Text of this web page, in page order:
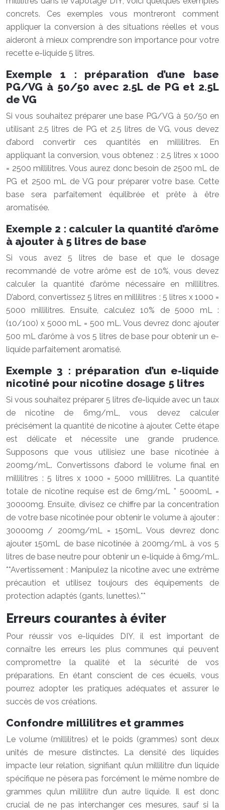
concrets. Ces exemples vous montreront comment
appliquer la conversion à des situations réelles et vous
aideront à mieux comprendre son importance pour votre
recette e-liquide 5 litres.
Exemple 1 : préparation d’une base
PG/VG à 50/50 avec 2.5L de PG et 2.5L
de VG
Si vous souhaitez préparer une base PG/VG à 50/50 en
utilisant 2.5 litres de PG et 2.5 litres de VG, vous devez
d’abord convertir ces quantités en millilitres. En
appliquant la conversion, vous obtenez : 2.5 litres x 1000
= 2500 millilitres. Vous aurez donc besoin de 2500 mL de
PG et 2500 mL de VG pour préparer votre base. Cette
base sera parfaitement équilibrée et prête à être
aromatisée.
Exemple 2 : calculer la quantité d’arôme
à ajouter à 5 litres de base
Si vous avez 5 litres de base et que le dosage
recommandé de votre arôme est de 10%, vous devez
calculer la quantité d’arôme nécessaire en millilitres.
D’abord, convertissez 5 litres en millilitres : 5 litres x 1000 =
5000 millilitres. Ensuite, calculez 10% de 5000 mL :
(10/100) x 5000 mL = 500 mL. Vous devrez donc ajouter
500 mL d’arôme à vos 5 litres de base pour obtenir un e-
liquide parfaitement aromatisé.
Exemple 3 : préparation d’un e-liquide
nicotiné pour nicotine dosage 5 litres
Si vous souhaitez préparer 5 litres d’e-liquide avec un taux
de nicotine de 6mg/mL, vous devez calculer
précisément la quantité de nicotine à ajouter. Cette étape
est délicate et nécessite une grande prudence.
Supposons que vous utilisiez une base nicotinée à
200mg/mL. Convertissons d’abord le volume final en
millilitres : 5 litres x 1000 = 5000 millilitres. La quantité
totale de nicotine requise est de 6mg/mL * 5000mL =
30000mg. Ensuite, divisez ce chiffre par la concentration
de votre base nicotinée pour obtenir le volume à ajouter :
30000mg / 200mg/mL = 150mL. Vous devrez donc
ajouter 150mL de base nicotinée à 200mg/mL à vos 5
litres de base neutre pour obtenir un e-liquide à 6mg/mL.
**Avertissement : Manipulez la nicotine avec une extrême
précaution et utilisez toujours des équipements de
protection adaptés (gants, lunettes).**
Erreurs courantes à éviter
Pour réussir vos e-liquides DIY, il est important de
connaître les erreurs les plus communes qui peuvent
compromettre la qualité et la sécurité de vos
préparations. En étant conscient de ces écueils, vous
pourrez adopter les pratiques adéquates et assurer le
succès de vos créations.
Confondre millilitres et grammes
Le volume (millilitres) et le poids (grammes) sont deux
unités de mesure distinctes. La densité des liquides
impacte leur relation, signifiant qu’un millilitre d’un liquide
spécifique ne pèsera pas forcément le même nombre de
grammes qu’un millilitre d’un autre liquide. Il est donc
crucial de ne pas interchanger ces mesures, sauf si la